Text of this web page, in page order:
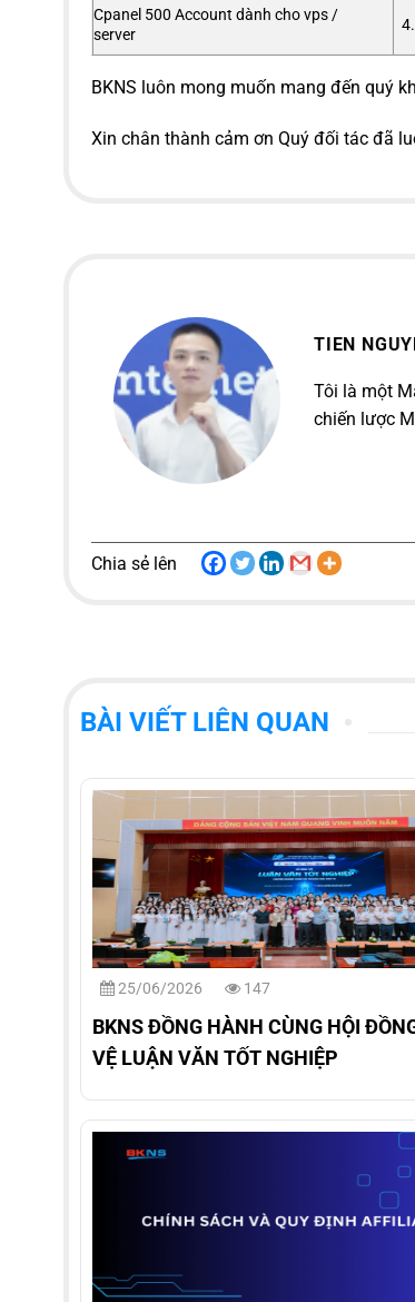
Cpanel 500 Account dành cho vps /
server
BKNS luôn mong muốn mang đến quý
Xin chân thành cảm ơn Quý đối tác đã
TIEN
Tôi là một
chiến lược
Chia sẻ lên
BÀI VIẾT LIÊN QUAN
25/06/2026 147
BKNS ĐỒNG HÀNH CÙNG HỘI
VỆ LUẬN VĂN TỐT NGHIỆP